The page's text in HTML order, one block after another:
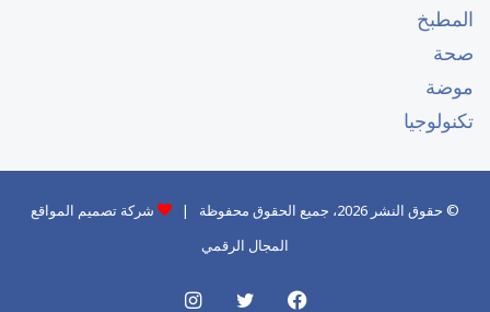
المطبخ
صحة
موضة
تكنولوجيا
© حقوق النشر 2026، جميع الحقوق محفوظة |
شركة تصميم المواقع
المجال الرقمي
فيسبوكتويتر انستقرام